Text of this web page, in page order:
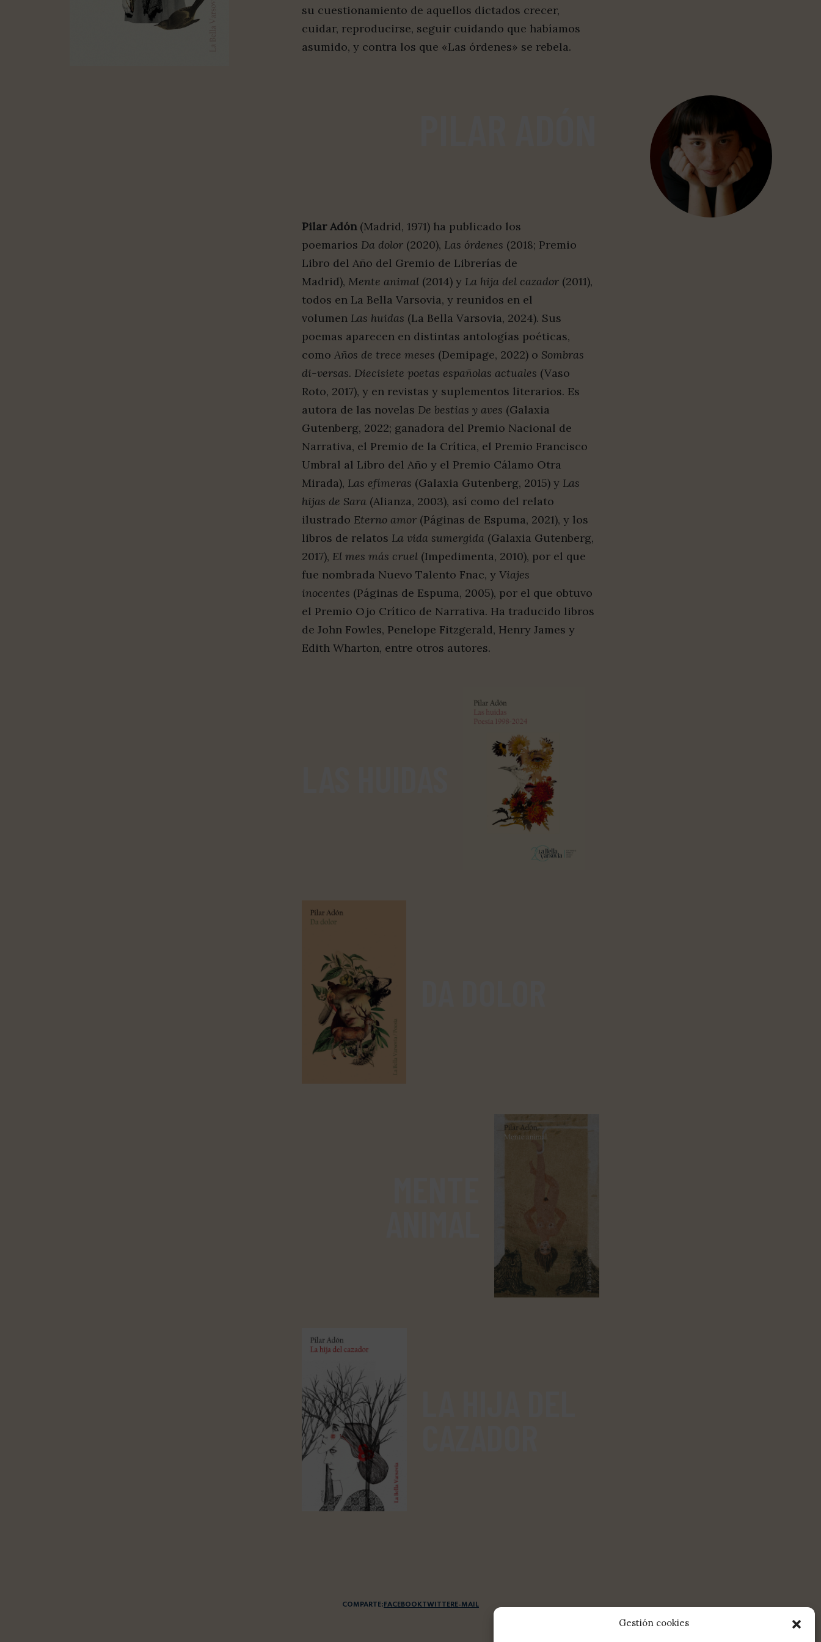
Gestión cookies
su cuestionamiento de aquellos dictados crecer,
cuidar, reproducirse, seguir cuidando que habíamos
asumido, y contra los que «Las órdenes» se rebela.
Pilar Adón(Madrid, 1971) ha publicado los
poemarios Da dolor (2020), Las órdenes (2018; Premio
Libro del Año del Gremio de Librerías de
Madrid), Mente animal (2014) y La hija del cazador (2011),
todos en La Bella Varsovia, y reunidos en el
volumen Las huidas (La Bella Varsovia, 2024). Sus
poemas aparecen en distintas antologías poéticas,
como Años de trece meses (Demipage, 2022) o Sombras
di-versas. Diecisiete poetas españolas actuales (Vaso
Roto, 2017), y en revistas y suplementos literarios. Es
autora de las novelas De bestias y aves (Galaxia
Gutenberg, 2022; ganadora del Premio Nacional de
Narrativa, el Premio de la Crítica, el Premio Francisco
Umbral al Libro del Año y el Premio Cálamo Otra
Mirada), Las efímeras (Galaxia Gutenberg, 2015) y Las
hijas de Sara (Alianza, 2003), así como del relato
ilustrado Eterno amor (Páginas de Espuma, 2021), y los
libros de relatos La vida sumergida (Galaxia Gutenberg,
2017), El mes más cruel (Impedimenta, 2010), por el que
fue nombrada Nuevo Talento Fnac, y Viajes
inocentes (Páginas de Espuma, 2005), por el que obtuvo
el Premio Ojo Crítico de Narrativa. Ha traducido libros
de John Fowles, Penelope Fitzgerald, Henry James y
Edith Wharton, entre otros autores.
COMPARTE: FACEBOOKTWITTERE-MAIL